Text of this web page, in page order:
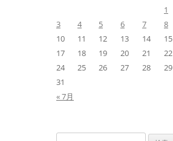
1
3
4 5 6 7 8
10
11 12 13 14 15
17
18 19 20 21 22
24
25 26 27 28 29
31
« 7月